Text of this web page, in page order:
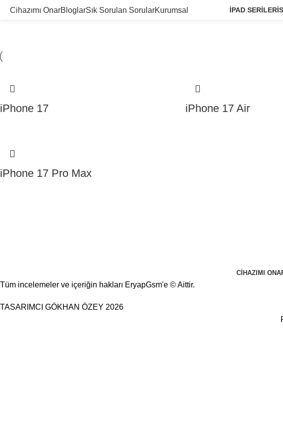
Cihazımı OnarBloglarSık Sorulan SorularKurumsal IPAD SERILERI
iPhone 17 iPhone 17 Air
iPhone 17 Pro Max
CIHAZIMI
Tüm incelemeler ve içeriğin hakları EryapGsm'e © Aittir.
TASARIMCI GÖKHAN ÖZEY 2026